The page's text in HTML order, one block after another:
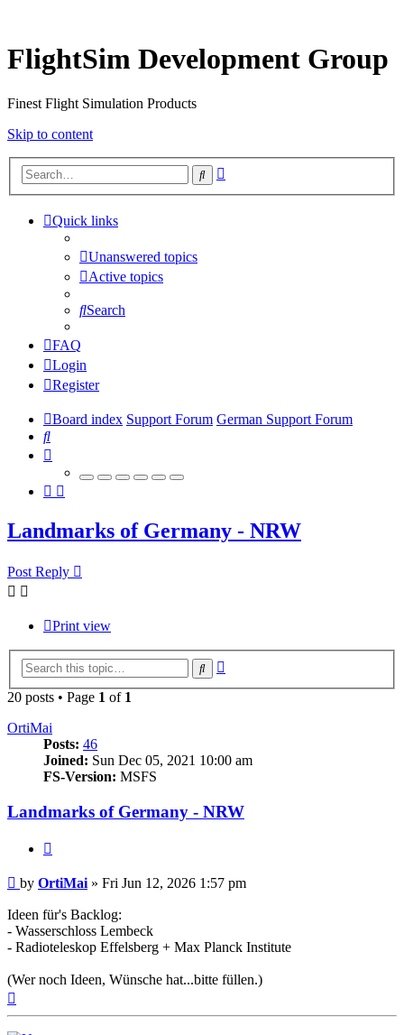
FlightSim Development Group
Finest Flight Simulation Products
Skip to content
Search
Quick links
Unanswered topics
Active topics
Search
FAQ
Login
Register
Board index Support Forum German Support Forum
Search
Landmarks of Germany - NRW
Post Reply
Print view
Search
20 posts • Page 1 of 1
OrtiMai
Posts: 46
Joined: Sun Dec 05, 2021 10:00 am
FS-Version: MSFS
Landmarks of Germany - NRW
Post
by OrtiMai » Fri Jun 12, 2026 1:57 pm
Ideen für's Backlog:
- Wasserschloss Lembeck
- Radioteleskop Effelsberg + Max Planck Institute
(Wer noch Ideen, Wünsche hat...bitte füllen.)